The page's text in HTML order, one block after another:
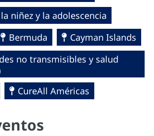
niñez y la adolescencia
Bermuda
Cayman Islands
no transmisibles y salud
CureAll Américas